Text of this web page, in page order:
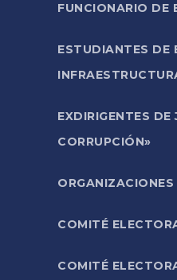
FUNCIONARIO DE
ESTUDIANTES DE
EXDIRIGENTES
CORRUPCIÓN»
COMITÉ
COMITÉ